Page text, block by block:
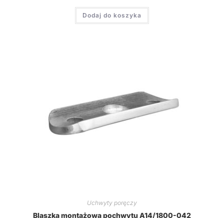
Dodaj do koszyka
Uchwyty poręczy
Blaszka montażowa pochwytu A14/1800-042